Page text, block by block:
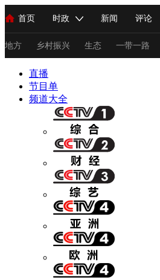
首页 时政 新闻 评论
人民领袖习近平 联播+ 中国领导人
直播 栏目大全 节目单
海外频道 iPanda English Монгол
地方 乡村振兴 生态 一带一路
总台春晚
国内 国际
人民领袖习近平
小央视频
前线 比划
直播 竞猜
VIP会员 CCTV奥林匹克频道
直播
节目单
频道大全